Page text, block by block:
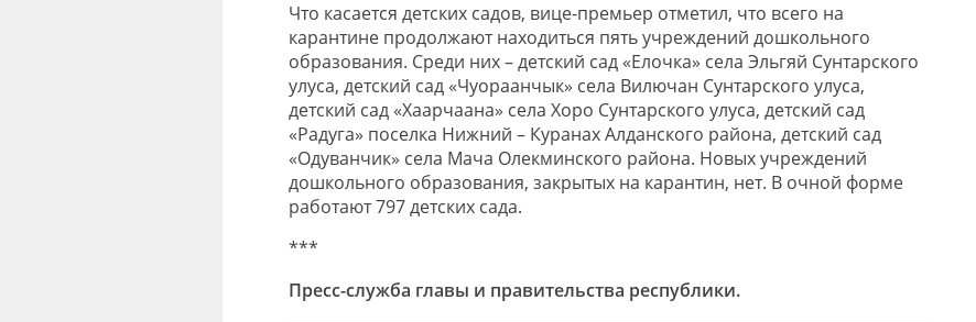
Что касается детских садов, вице-премьер отметил, что всего на
карантине продолжают находиться пять учреждений дошкольного
образования. Среди них – детский сад «Елочка» села Эльгяй Сунтарского
улуса, детский сад «Чуораанчык» села Вилючан Сунтарского улуса,
детский сад «Хаарчаана» села Хоро Сунтарского улуса, детский сад
«Радуга» поселка Нижний – Куранах Алданского района, детский сад
«Одуванчик» села Мача Олекминского района. Новых учреждений
дошкольного образования, закрытых на карантин, нет. В очной форме
работают 797 детских сада.
***
Пресс-служба главы и правительства республики.